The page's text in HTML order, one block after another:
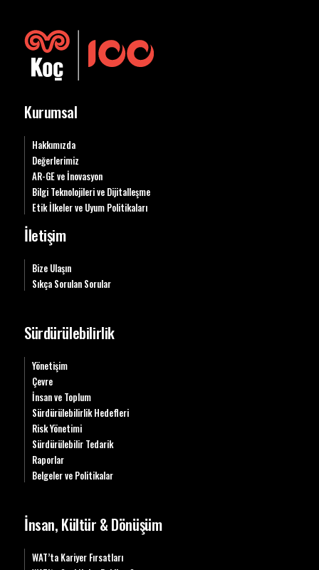
Kurumsal
Hakkımızda
Değerlerimiz
AR-GE ve İnovasyon
Bilgi Teknolojileri ve Dijitalleşme
Etik İlkeler ve Uyum Politikaları
İletişim
Bize Ulaşın
Sıkça Sorulan Sorular
Sürdürülebilirlik
Yönetişim
Çevre
İnsan ve Toplum
Sürdürülebilirlik Hedefleri
Risk Yönetimi
Sürdürülebilir Tedarik
Raporlar
Belgeler ve Politikalar
İnsan, Kültür & Dönüşüm
WAT’ta Kariyer Fırsatları